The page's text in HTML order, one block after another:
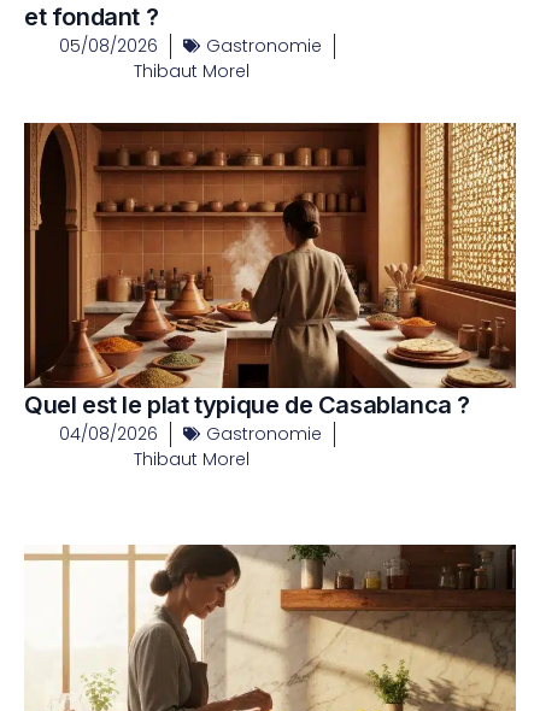
et fondant ?
05/08/2026
Gastronomie
Thibaut Morel
Quel est le plat typique de Casablanca ?
04/08/2026
Gastronomie
Thibaut Morel